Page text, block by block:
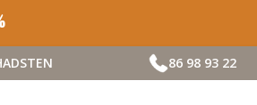
86 98 93 22